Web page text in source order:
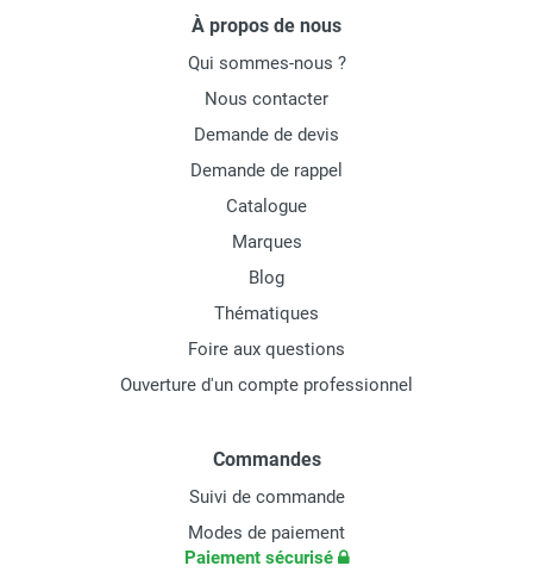
À propos de nous
Qui sommes-nous ?
Nous contacter
Demande de devis
Demande de rappel
Catalogue
Marques
Blog
Thématiques
Foire aux questions
Ouverture d'un compte professionnel
Commandes
Suivi de commande
Modes de paiement
Paiement sécurisé